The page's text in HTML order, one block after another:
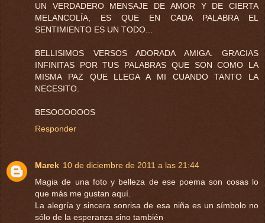
UN VERDADERO MENSAJE DE AMOR Y DE CIERTA
MELANCOLÍA, ES QUE EN CADA PALABRA EL
SENTIMIENTO ES UN TODO...
BELLISIMOS VERSOS ADORADA AMIGA. GRACIAS
INFINITAS POR TUS PALABRAS QUE SON COMO LA
MISMA PAZ QUE LLEGA A MI CUANDO TANTO LA
NECESITO.
BESOOOOOOS
Responder
Marek 10 de diciembre de 2011 a las 21:44
Magia de una foto y belleza de ese poema son cosas lo
que más me gustan aquí.
La alegría y sincera sonrisa de esa niña es un símbolo no
sólo de la esperanza sino también